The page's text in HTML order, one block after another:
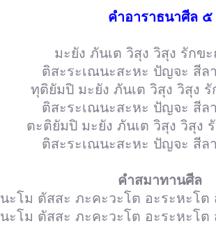
คำอาราธนาศีล ๕
มะยัง ภันเต วิสุง วิสุง รักข
ติสะระเณนะสะหะ ปัญจะ สีล
ทุติยัมปิ มะยัง ภันเต วิสุง วิสุง
ติสะระเณนะสะหะ ปัญจะ สีล
ตะติยัมปิ มะยัง ภันเต วิสุง วิสุง
ติสะระเณนะสะหะ ปัญจะ สีล
คำสมาทานศีล
นะโม ตัสสะ ภะคะวะโต อะระหะโ
นะโม ตัสสะ ภะคะวะโต อะระหะโ